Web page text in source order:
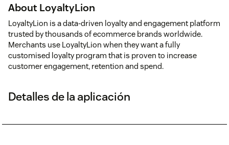
About LoyaltyLion
LoyaltyLion is a data-driven loyalty and engagement platform
trusted by thousands of ecommerce brands worldwide.
Merchants use LoyaltyLion when they want a fully
customised loyalty program that is proven to increase
customer engagement, retention and spend.
Detalles de la aplicación